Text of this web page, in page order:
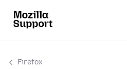
Firefox